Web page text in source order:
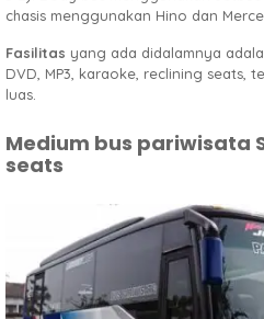
chasis menggunakan Hino dan
Fasilitas yang ada didalamnya
DVD, MP3, karaoke, reclining seats,
luas.
Medium bus pariwisata
seats